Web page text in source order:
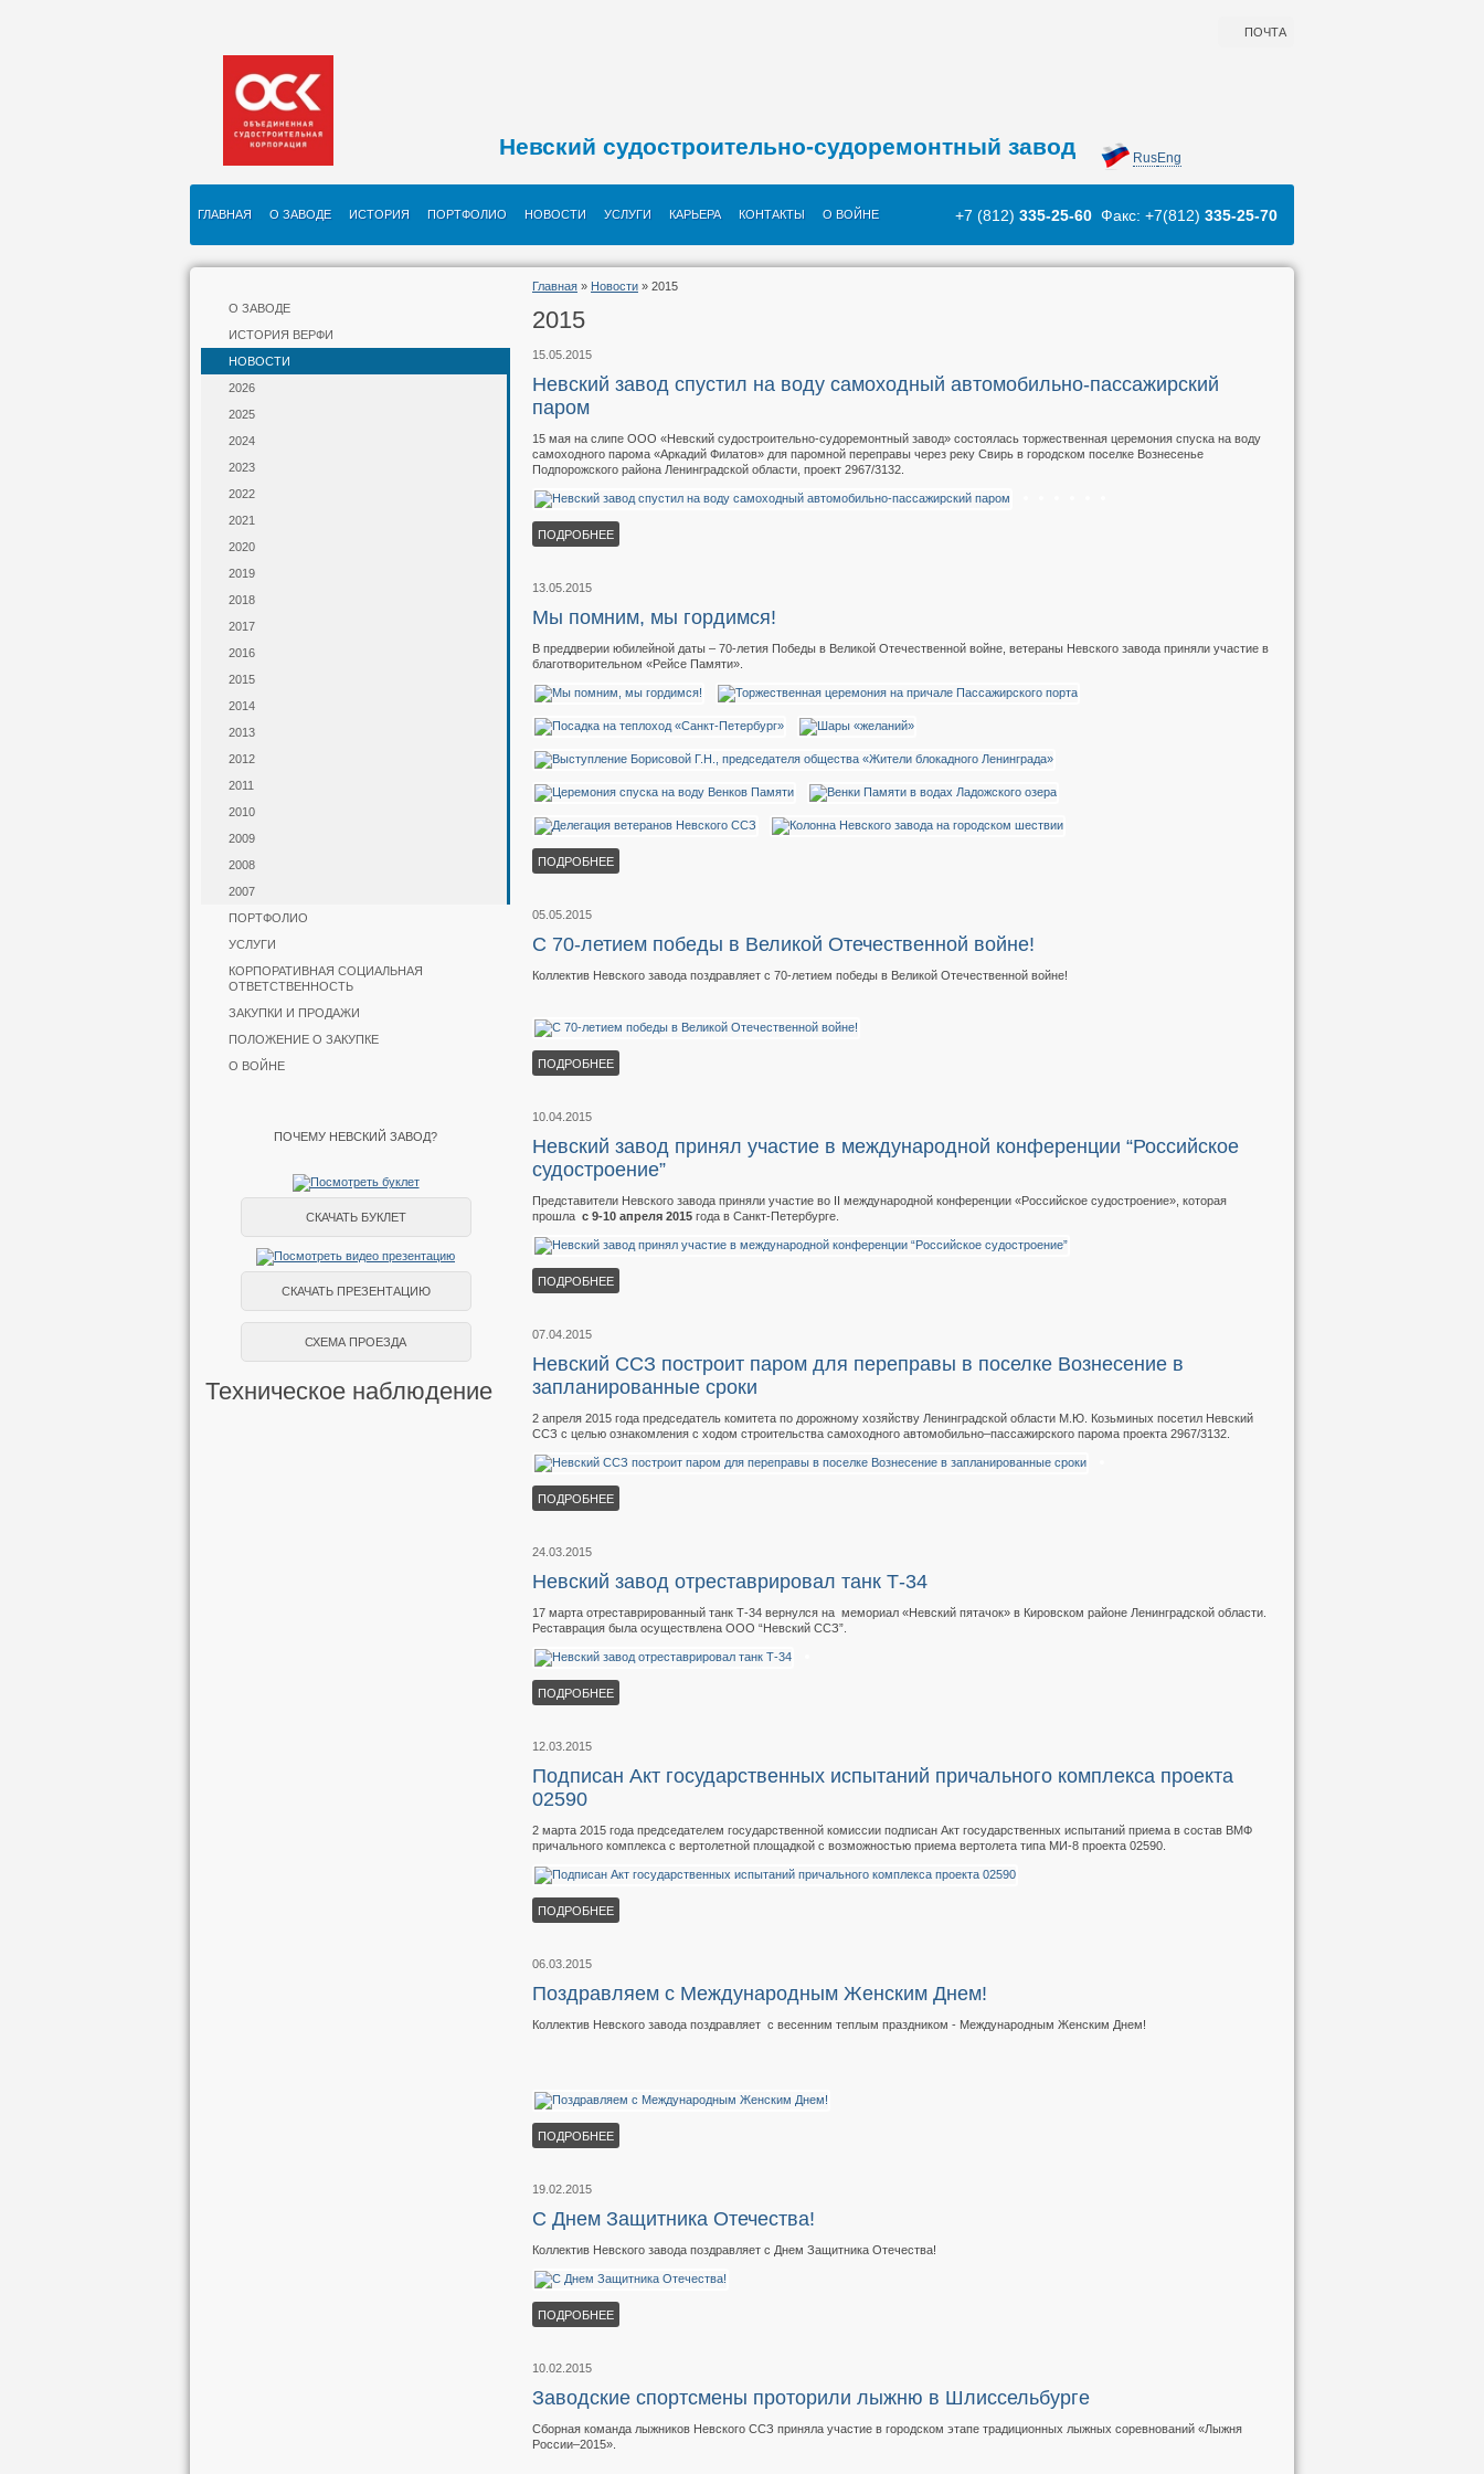
ПОЧТА
Невский судостроительно-судоремонтный завод RusEng
ГЛАВНАЯ О ЗАВОДЕ ИСТОРИЯ ПОРТФОЛИО НОВОСТИ УСЛУГИ КАРЬЕРА КОНТАКТЫ О ВОЙНЕ +7 (812) 335-25-60 Факс: +7(812) 335-25-70
О ЗАВОДЕ
ИСТОРИЯ ВЕРФИ
НОВОСТИ
2026
2025
2024
2023
2022
2021
2020
2019
2018
2017
2016
2015
2014
2013
2012
2011
2010
2009
2008
2007
ПОРТФОЛИО
УСЛУГИ
КОРПОРАТИВНАЯ СОЦИАЛЬНАЯ
ОТВЕТСТВЕННОСТЬ
ЗАКУПКИ И ПРОДАЖИ
ПОЛОЖЕНИЕ О ЗАКУПКЕ
О ВОЙНЕ
ПОЧЕМУ НЕВСКИЙ ЗАВОД?
СКАЧАТЬ БУКЛЕТ
СКАЧАТЬ ПРЕЗЕНТАЦИЮ
СХЕМА ПРОЕЗДА
Техническое наблюдение
Главная » Новости » 2015
2015
15.05.2015
Невский завод спустил на воду самоходный автомобильно-пассажирский
паром
15 мая на слипе ООО «Невский судостроительно-судоремонтный завод» состоялась торжественная церемония спуска на воду
самоходного парома «Аркадий Филатов» для паромной переправы через реку Свирь в городском поселке Вознесенье
Подпорожского района Ленинградской области, проект 2967/3132.
ПОДРОБНЕЕ
13.05.2015
Мы помним, мы гордимся!
В преддверии юбилейной даты – 70-летия Победы в Великой Отечественной войне, ветераны Невского завода приняли участие в
благотворительном «Рейсе Памяти».
ПОДРОБНЕЕ
05.05.2015
С 70-летием победы в Великой Отечественной войне!
Коллектив Невского завода поздравляет с 70-летием победы в Великой Отечественной войне!
ПОДРОБНЕЕ
10.04.2015
Невский завод принял участие в международной конференции “Российское
судостроение”
Представители Невского завода приняли участие во II международной конференции «Российское судостроение», которая
прошла с 9-10 апреля 2015 года в Санкт-Петербурге.
ПОДРОБНЕЕ
07.04.2015
Невский ССЗ построит паром для переправы в поселке Вознесение в
запланированные сроки
2 апреля 2015 года председатель комитета по дорожному хозяйству Ленинградской области М.Ю. Козьминых посетил Невский
ССЗ с целью ознакомления с ходом строительства самоходного автомобильно–пассажирского парома проекта 2967/3132.
ПОДРОБНЕЕ
24.03.2015
Невский завод отреставрировал танк Т-34
17 марта отреставрированный танк Т-34 вернулся на мемориал «Невский пятачок» в Кировском районе Ленинградской области.
Реставрация была осуществлена ООО “Невский ССЗ”.
ПОДРОБНЕЕ
12.03.2015
Подписан Акт государственных испытаний причального комплекса проекта
02590
2 марта 2015 года председателем государственной комиссии подписан Акт государственных испытаний приема в состав ВМФ
причального комплекса с вертолетной площадкой с возможностью приема вертолета типа МИ-8 проекта 02590.
ПОДРОБНЕЕ
06.03.2015
Поздравляем с Международным Женским Днем!
Коллектив Невского завода поздравляет с весенним теплым праздником - Международным Женским Днем!
ПОДРОБНЕЕ
19.02.2015
C Днем Защитника Отечества!
Коллектив Невского завода поздравляет с Днем Защитника Отечества!
ПОДРОБНЕЕ
10.02.2015
Заводские спортсмены проторили лыжню в Шлиссельбурге
Сборная команда лыжников Невского ССЗ приняла участие в городском этапе традиционных лыжных соревнований «Лыжня
России–2015».